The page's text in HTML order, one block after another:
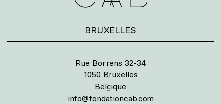
BRUXELLES
Rue Borrens 32-34
1050 Bruxelles
Belgique
info@fondationcab.com